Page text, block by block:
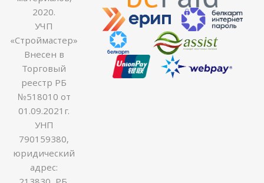
2020.
УЧП
«Строймастер»
Внесен в
Торговый
реестр РБ
№518010 от
01.09.2021г.
УНП
790159380,
юридический
адрес: